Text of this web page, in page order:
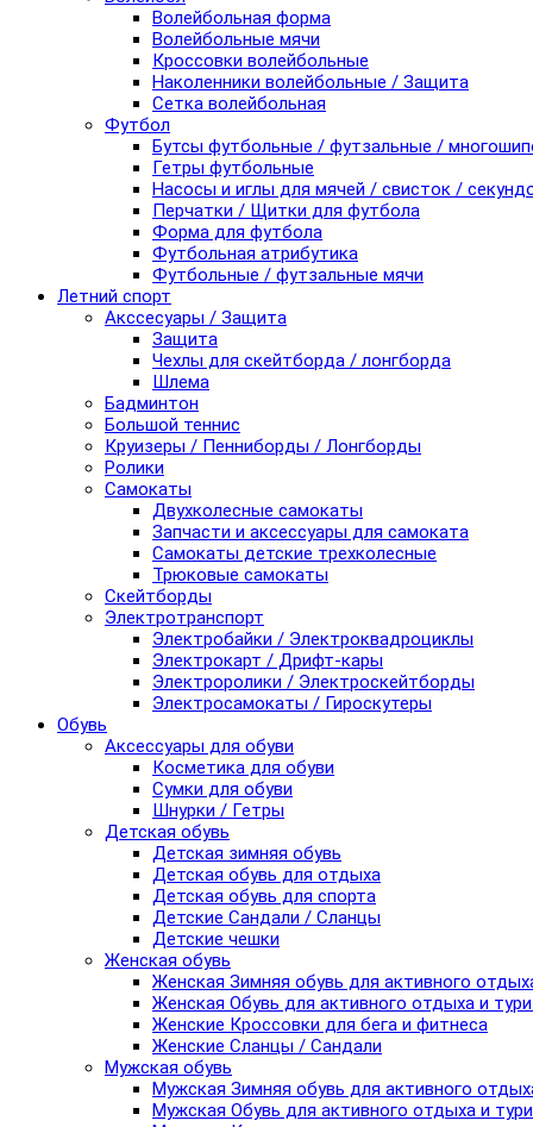
Волейбольная форма
Волейбольные мячи
Кроссовки волейбольные
Наколенники волейбольные / Защита
Сетка волейбольная
Футбол
Бутсы футбольные / футзальные /
Гетры футбольные
Насосы и иглы для мячей / свисток /
Перчатки / Щитки для футбола
Форма для футбола
Футбольная атрибутика
Футбольные / футзальные мячи
Летний спорт
Акссесуары / Защита
Защита
Чехлы для скейтборда / лонгборда
Шлема
Бадминтон
Большой теннис
Круизеры / Пенниборды / Лонгборды
Ролики
Самокаты
Двухколесные самокаты
Запчасти и аксессуары для самоката
Самокаты детские трехколесные
Трюковые самокаты
Скейтборды
Электротранспорт
Электробайки / Электроквадроциклы
Электрокарт / Дрифт-кары
Электроролики / Электроскейтборды
Электросамокаты / Гироскутеры
Обувь
Аксессуары для обуви
Косметика для обуви
Сумки для обуви
Шнурки / Гетры
Детская обувь
Детская зимняя обувь
Детская обувь для отдыха
Детская обувь для спорта
Детские Сандали / Сланцы
Детские чешки
Женская обувь
Женская Зимняя обувь для активного
Женская Обувь для активного отдыха и
Женские Кроссовки для бега и фитнеса
Женские Сланцы / Сандали
Мужская обувь
Мужская Зимняя обувь для активного
Мужская Обувь для активного отдыха и